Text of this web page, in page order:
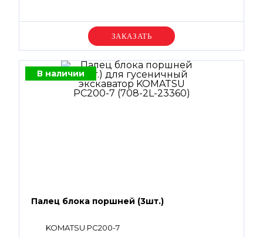
Уточняйте цену
В наличии
Палец блока поршней (3шт.)
KOMATSU PC200-7